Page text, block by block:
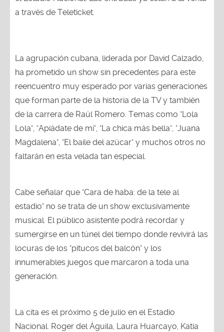
a través de Teleticket.
La agrupación cubana, liderada por David Calzado,
ha prometido un show sin precedentes para este
reencuentro muy esperado por varias generaciones
que forman parte de la historia de la TV y también
de la carrera de Raúl Romero. Temas como "Lola
Lola", "Apiádate de mí", "La chica más bella", "Juana
Magdalena", "El baile del azúcar" y muchos otros no
faltarán en esta velada tan especial.
Cabe señalar que "Cara de haba: de la tele al
estadio" no se trata de un show exclusivamente
musical. El público asistente podrá recordar y
sumergirse en un túnel del tiempo donde revivirá las
locuras de los "pitucos del balcón" y los
innumerables juegos que marcaron a toda una
generación.
La cita es el próximo 5 de julio en el Estadio
Nacional. Roger del Águila, Laura Huarcayo, Katia